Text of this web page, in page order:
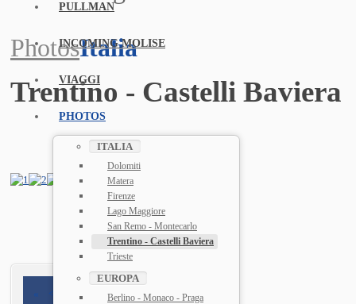
PULLMAN
INCOMING MOLISE
VIAGGI
PHOTOS
ITALIA
Dolomiti
Matera
Firenze
Lago Maggiore
San Remo - Montecarlo
Trentino - Castelli Baviera
Trieste
EUROPA
Berlino - Monaco - Praga
PhotosItalia
Trentino - Castelli Baviera
« < Agosto2026 > »